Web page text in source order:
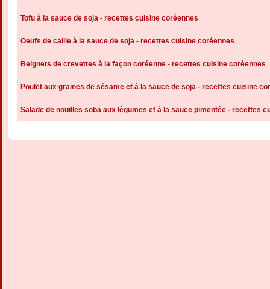
Tofu à la sauce de soja - recettes cuisine coréennes
Oeufs de caille à la sauce de soja - recettes cuisine coréennes
Beignets de crevettes à la façon coréenne - recettes cuisine coréennes
Poulet aux graines de sésame et à la sauce de soja - recettes cuisine
Salade de nouilles soba aux légumes et à la sauce pimentée - recettes